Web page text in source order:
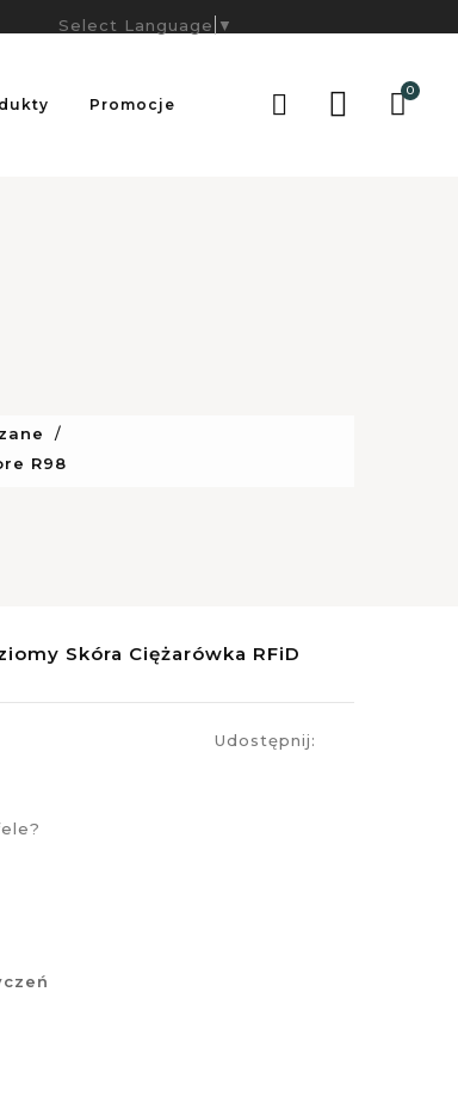
0

Promocje
Select Language ▼
R98
Skóra Ciężarówka RFiD
Udostępnij: